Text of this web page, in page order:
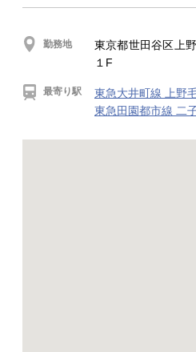
勤務地
東京都世田谷区上
１F
最寄り駅
東急大井町線 上野
東急田園都市線 二